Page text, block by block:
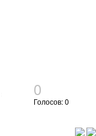
0
Голосов: 0